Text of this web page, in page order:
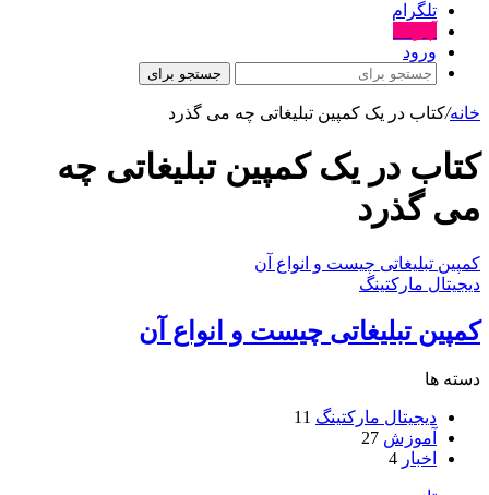
تلگرام
ورود
جستجو برای
خانه/کتاب در یک کمپین تبلیغاتی چه می گذرد
کتاب در یک کمپین تبلیغاتی چه
می گذرد
کمپین تبلیغاتی چیست و انواع آن
دیجیتال مارکتینگ
کمپین تبلیغاتی چیست و انواع آن
دسته ها
دیجیتال مارکتینگ 11
آموزش 27
اخبار 4